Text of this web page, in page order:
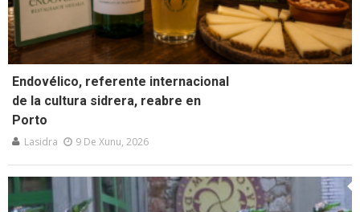
Endovélico, referente internacional
de la cultura sidrera, reabre en
Porto
Lasidra 9 De Xunu, 2026